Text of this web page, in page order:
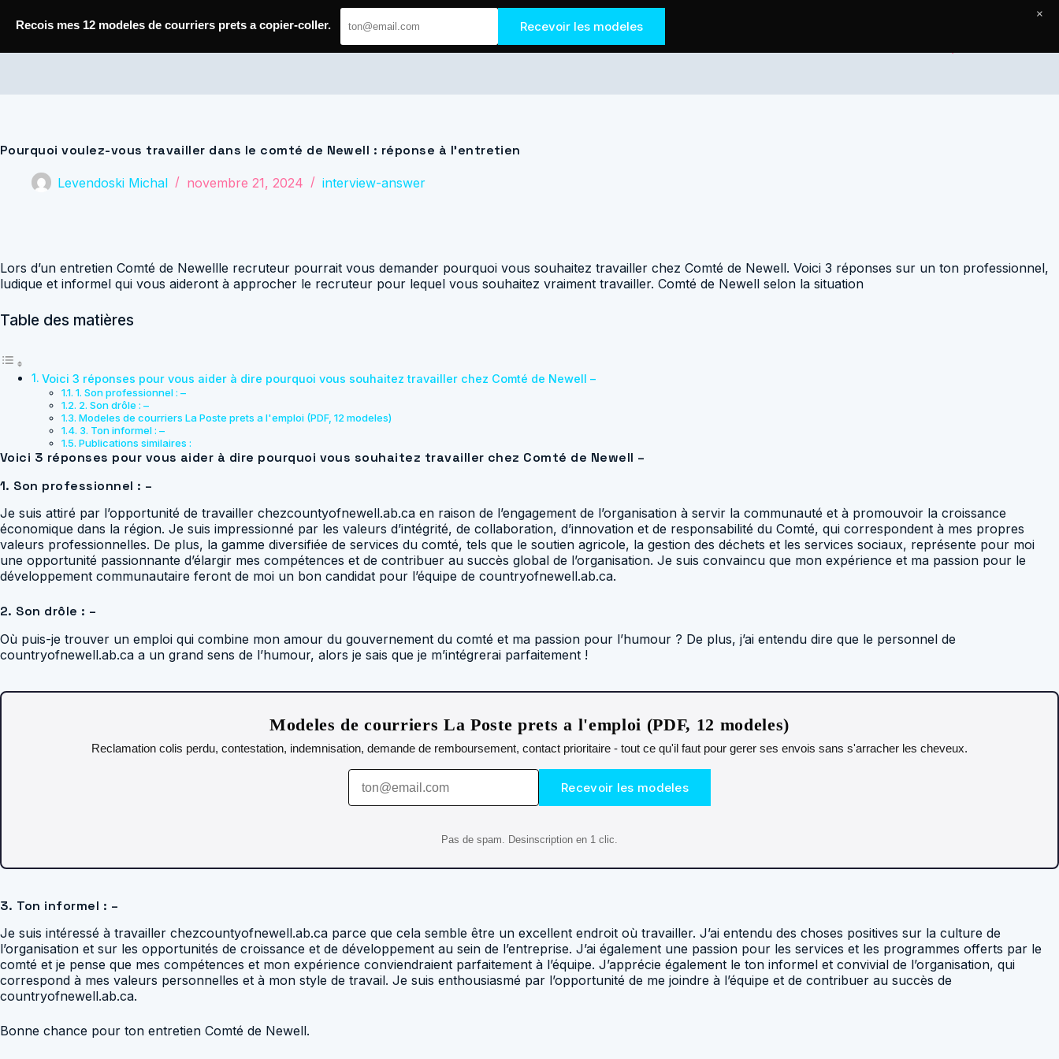
Pourquoi voulez-vous travailler dans le comté de Newell : réponse à l’entretien
Levendoski Michal novembre 21, 2024 interview-answer
Lors d’un entretien Comté de Newellle recruteur pourrait vous demander pourquoi vous souhaitez travailler chez Comté de Newell. Voici 3 réponses sur un ton professionnel,
ludique et informel qui vous aideront à approcher le recruteur pour lequel vous souhaitez vraiment travailler. Comté de Newell selon la situation
Table des matières
Voici 3 réponses pour vous aider à dire pourquoi vous souhaitez travailler chez Comté de Newell –
1. Son professionnel : –
2. Son drôle : –
Modeles de courriers La Poste prets a l'emploi (PDF, 12 modeles)
3. Ton informel : –
Publications similaires :
Voici 3 réponses pour vous aider à dire pourquoi vous souhaitez travailler chez Comté de Newell –
1. Son professionnel : –
Je suis attiré par l’opportunité de travailler chezcountyofnewell.ab.ca en raison de l’engagement de l’organisation à servir la communauté et à promouvoir la croissance
économique dans la région. Je suis impressionné par les valeurs d’intégrité, de collaboration, d’innovation et de responsabilité du Comté, qui correspondent à mes propres
valeurs professionnelles. De plus, la gamme diversifiée de services du comté, tels que le soutien agricole, la gestion des déchets et les services sociaux, représente pour moi
une opportunité passionnante d’élargir mes compétences et de contribuer au succès global de l’organisation. Je suis convaincu que mon expérience et ma passion pour le
développement communautaire feront de moi un bon candidat pour l’équipe de countryofnewell.ab.ca.
2. Son drôle : –
Où puis-je trouver un emploi qui combine mon amour du gouvernement du comté et ma passion pour l’humour ? De plus, j’ai entendu dire que le personnel de
countryofnewell.ab.ca a un grand sens de l’humour, alors je sais que je m’intégrerai parfaitement !
Modeles de courriers La Poste prets a l'emploi (PDF, 12 modeles)
Reclamation colis perdu, contestation, indemnisation, demande de remboursement, contact prioritaire - tout ce qu'il faut pour gerer ses envois sans s'arracher les cheveux.
Recevoir les modeles
Pas de spam. Desinscription en 1 clic.
3. Ton informel : –
Je suis intéressé à travailler chezcountyofnewell.ab.ca parce que cela semble être un excellent endroit où travailler. J’ai entendu des choses positives sur la culture de
l’organisation et sur les opportunités de croissance et de développement au sein de l’entreprise. J’ai également une passion pour les services et les programmes offerts par le
comté et je pense que mes compétences et mon expérience conviendraient parfaitement à l’équipe. J’apprécie également le ton informel et convivial de l’organisation, qui
correspond à mes valeurs personnelles et à mon style de travail. Je suis enthousiasmé par l’opportunité de me joindre à l’équipe et de contribuer au succès de
countryofnewell.ab.ca.
Bonne chance pour ton entretien Comté de Newell.
Recois mes 12 modeles de courriers prets a copier-coller. Recevoir les modeles
×